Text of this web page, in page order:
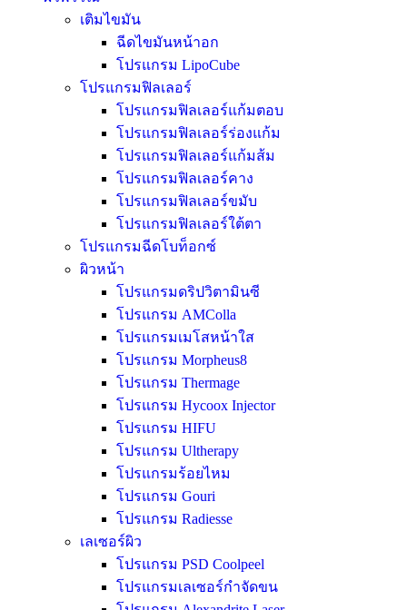
เติมไขมัน
ฉีดไขมันหน้าอก
โปรแกรม LipoCube
โปรแกรมฟิลเลอร์
โปรแกรมฟิลเลอร์แก้มตอบ
โปรแกรมฟิลเลอร์ร่องแก้ม
โปรแกรมฟิลเลอร์แก้มส้ม
โปรแกรมฟิลเลอร์คาง
โปรแกรมฟิลเลอร์ขมับ
โปรแกรมฟิลเลอร์ใต้ตา
โปรแกรมฉีดโบท็อกซ์
ผิวหน้า
โปรแกรมดริปวิตามินซี
โปรแกรม AMColla
โปรแกรมเมโสหน้าใส
โปรแกรม Morpheus8
โปรแกรม Thermage
โปรแกรม Hycoox Injector
โปรแกรม HIFU
โปรแกรม Ultherapy
โปรแกรมร้อยไหม
โปรแกรม Gouri
โปรแกรม Radiesse
เลเซอร์ผิว
โปรแกรม PSD Coolpeel
โปรแกรมเลเซอร์กำจัดขน